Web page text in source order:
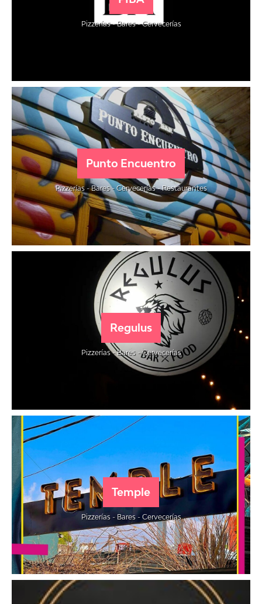
Pizzerías - Bares - Cervecerías
Punto Encuentro
Pizzerías - Bares - Cervecerías - Restaurantes
Regulus
Pizzerías - Bares - Cervecerías
Temple
Pizzerías - Bares - Cervecerías